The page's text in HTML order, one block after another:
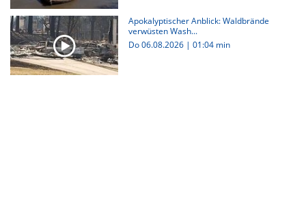
Apokalyptischer Anblick: Waldbrände
verwüsten Wash...
Do 06.08.2026 | 01:04 min